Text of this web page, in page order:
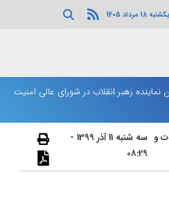
یکشنبه 18 مرداد 1405
رهبر انقلاب در شورای عالی امنیت
و
سه شنبه 11 آذر 1399 -
08:29